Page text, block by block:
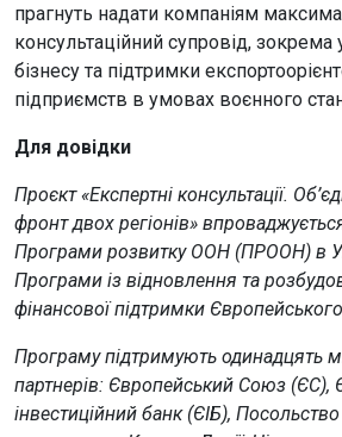
прагнуть надати компаніям
консультаційний супровід, зокрема
бізнесу та підтримки
підприємств в умовах воєнного
Для довідки
Проєкт «Експертні консультації.
фронт двох регіонів»
Програми розвитку ООН (ПРООН) в
Програми із відновлення та
фінансової підтримки
Програму підтримують одинадцять
партнерів: Європейський Союз (ЄС),
інвестиційний банк (ЄІБ),